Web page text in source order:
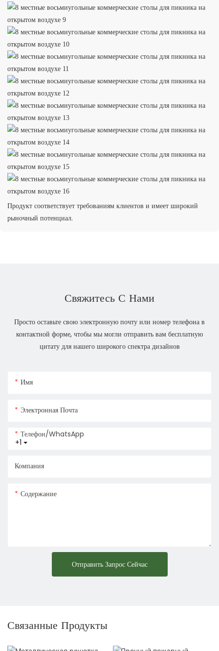
Продукт соответствует требованиям клиентов и имеет широкий
рыночный потенциал.
Свяжитесь С Нами
Просто оставьте свою электронную почту или номер телефона в
контактной форме, чтобы мы могли отправить вам бесплатную
цитату для нашего широкого спектра дизайнов
Имя
Электронная Почта
+1
Телефон/WhatsApp
Компания
Содержание
Отправить Запрос Сейчас
Связанные Продукты